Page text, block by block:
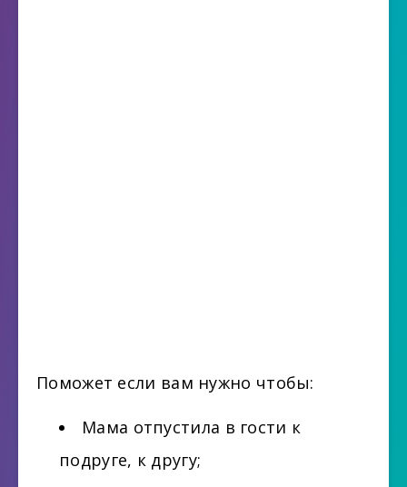
Поможет если вам нужно чтобы:
Мама отпустила в гости к
подруге, к другу;